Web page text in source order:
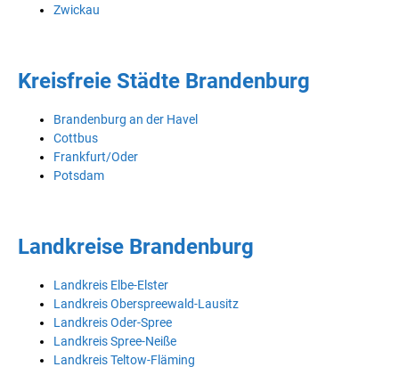
Zwickau
Kreisfreie Städte Brandenburg
Brandenburg an der Havel
Cottbus
Frankfurt/Oder
Potsdam
Landkreise Brandenburg
Landkreis Elbe-Elster
Landkreis Oberspreewald-Lausitz
Landkreis Oder-Spree
Landkreis Spree-Neiße
Landkreis Teltow-Fläming